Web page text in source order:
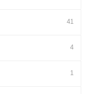
41
4
1